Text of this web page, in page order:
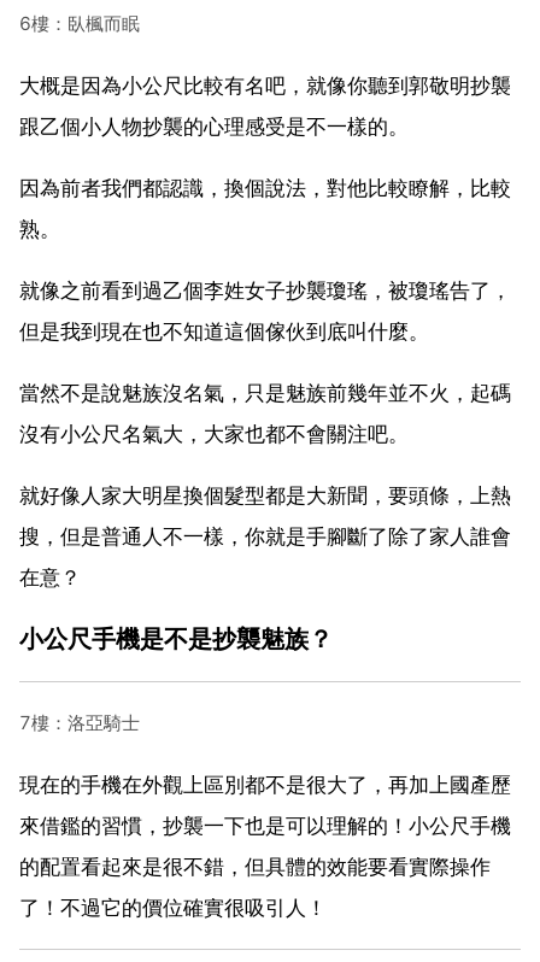
6樓：臥楓而眠
大概是因為小公尺比較有名吧，就像你聽到郭敬明抄襲
跟乙個小人物抄襲的心理感受是不一樣的。
因為前者我們都認識，換個說法，對他比較瞭解，比較
熟。
就像之前看到過乙個李姓女子抄襲瓊瑤，被瓊瑤告了，
但是我到現在也不知道這個傢伙到底叫什麼。
當然不是說魅族沒名氣，只是魅族前幾年並不火，起碼
沒有小公尺名氣大，大家也都不會關注吧。
就好像人家大明星換個髮型都是大新聞，要頭條，上熱
搜，但是普通人不一樣，你就是手腳斷了除了家人誰會
在意？
小公尺手機是不是抄襲魅族？
7樓：洛亞騎士
現在的手機在外觀上區別都不是很大了，再加上國產歷
來借鑑的習慣，抄襲一下也是可以理解的！小公尺手機
的配置看起來是很不錯，但具體的效能要看實際操作
了！不過它的價位確實很吸引人！